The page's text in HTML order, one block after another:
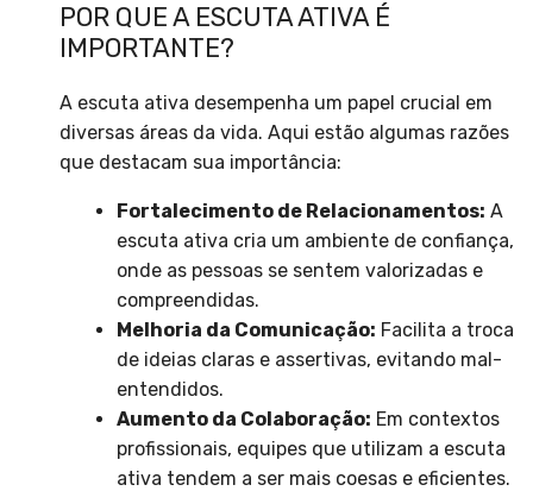
POR QUE A ESCUTA ATIVA É
IMPORTANTE?
A escuta ativa desempenha um papel crucial em
diversas áreas da vida. Aqui estão algumas razões
que destacam sua importância:
Fortalecimento de Relacionamentos: A
escuta ativa cria um ambiente de confiança,
onde as pessoas se sentem valorizadas e
compreendidas.
Melhoria da Comunicação: Facilita a troca
de ideias claras e assertivas, evitando mal-
entendidos.
Aumento da Colaboração: Em contextos
profissionais, equipes que utilizam a escuta
ativa tendem a ser mais coesas e eficientes.